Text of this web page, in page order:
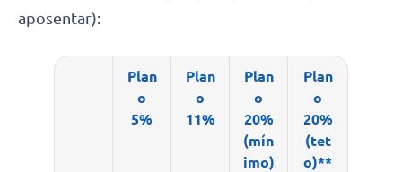
aposentar):
Plan
o
5%
Plan
o
11%
Plan
o
20%
(mín
imo)
Plan
o
20%
(tet
o)**